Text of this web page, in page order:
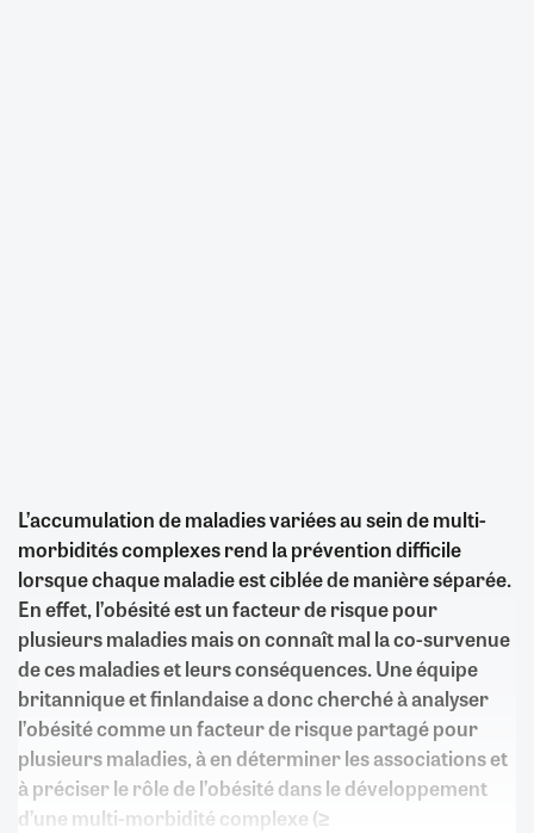
L’accumulation de maladies variées au sein de multi-
morbidités complexes rend la prévention difficile
lorsque chaque maladie est ciblée de manière séparée.
En effet, l’obésité est un facteur de risque pour
plusieurs maladies mais on connaît mal la co-survenue
de ces maladies et leurs conséquences. Une équipe
britannique et finlandaise a donc cherché à analyser
l’obésité comme un facteur de risque partagé pour
plusieurs maladies, à en déterminer les associations et
à préciser le rôle de l’obésité dans le développement
d’une multi-morbidité complexe (≥